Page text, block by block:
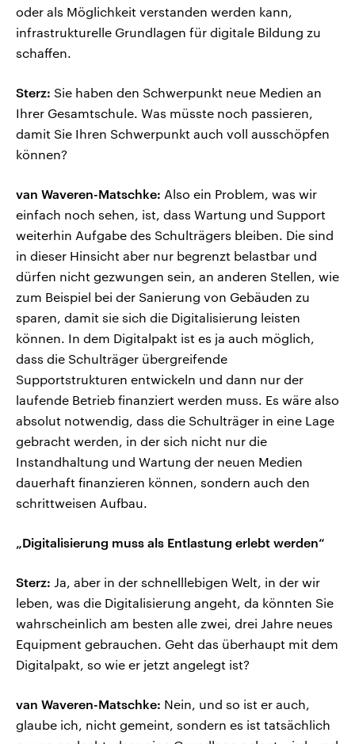
oder als Möglichkeit verstanden werden kann,
infrastrukturelle Grundlagen für digitale Bildung zu
schaffen.
Sterz: Sie haben den Schwerpunkt neue Medien an
Ihrer Gesamtschule. Was müsste noch passieren,
damit Sie Ihren Schwerpunkt auch voll ausschöpfen
können?
van Waveren-Matschke: Also ein Problem, was wir
einfach noch sehen, ist, dass Wartung und Support
weiterhin Aufgabe des Schulträgers bleiben. Die sind
in dieser Hinsicht aber nur begrenzt belastbar und
dürfen nicht gezwungen sein, an anderen Stellen, wie
zum Beispiel bei der Sanierung von Gebäuden zu
sparen, damit sie sich die Digitalisierung leisten
können. In dem Digitalpakt ist es ja auch möglich,
dass die Schulträger übergreifende
Supportstrukturen entwickeln und dann nur der
laufende Betrieb finanziert werden muss. Es wäre also
absolut notwendig, dass die Schulträger in eine Lage
gebracht werden, in der sich nicht nur die
Instandhaltung und Wartung der neuen Medien
dauerhaft finanzieren können, sondern auch den
schrittweisen Aufbau.
„Digitalisierung muss als Entlastung erlebt werden“
Sterz: Ja, aber in der schnelllebigen Welt, in der wir
leben, was die Digitalisierung angeht, da könnten Sie
wahrscheinlich am besten alle zwei, drei Jahre neues
Equipment gebrauchen. Geht das überhaupt mit dem
Digitalpakt, so wie er jetzt angelegt ist?
van Waveren-Matschke: Nein, und so ist er auch,
glaube ich, nicht gemeint, sondern es ist tatsächlich